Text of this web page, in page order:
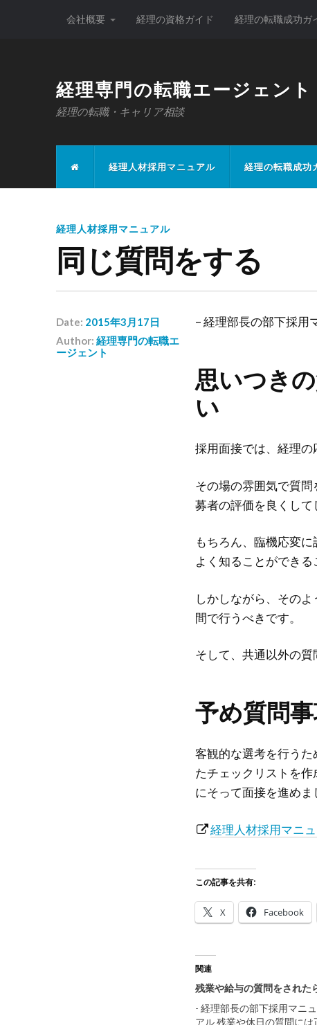
会社概要 経理の資格ガイド 経理の転職成功ガ
経理専門の転職エージェント
経理の転職・キャリア相談
経理人材採用マニュアル 経理の転職成功
経理人材採用マニュアル
同じ質問をする
Date: 2015年3月17日
Author: 経理専門の転職エ
ージェント
– 経理部長の部下採用
思いつき
い
採用面接では、経理の
その場の雰囲気で質
募者の評価を良くして
もちろん、臨機応変
よく知ることができる
しかしながら、その
間で行うべきです。
そして、共通以外の質
予め質問
客観的な選考を行う
たチェックリストを
にそって面接を進めま
経理人材採用マニ
この記事を共有:
X Facebook
関連
残業や給与の質問をされた
- 経理部長の部下採用マニュ
アル 残業や休日の質問には